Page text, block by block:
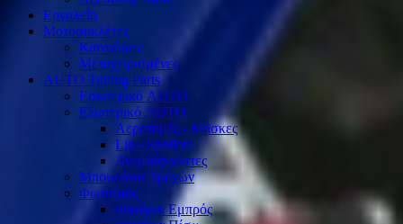
Εργαλεία
Μοτοσυκλέτες
Καινούριες
Μεταχειρισμένες
AUTO Tuning Parts
Εσωτερικό AUTO
Εξωτερικό AUTO
Αεροτομές - Μάσκες
Lip - Spoilers
Ανεμοθραύστες
Μπουλόνια Τροχών
Φωτισμός
Φανάρια Εμπρός